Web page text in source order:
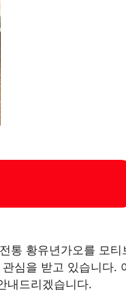
통 황유년가오를 모티
심을 받고 있습니다.
내드리겠습니다.